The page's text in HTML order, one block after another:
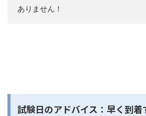
ありません！
試験日のアドバイス：早く到着